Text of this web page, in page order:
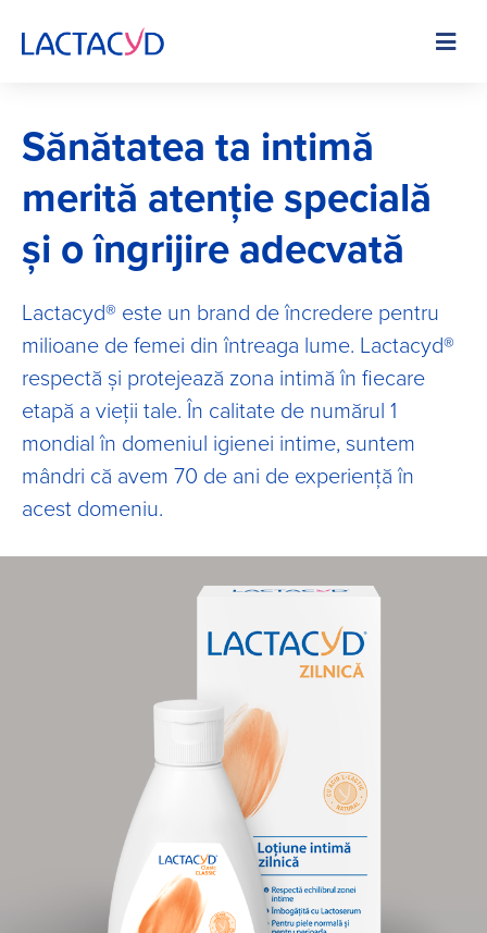
main
Image
Sănătatea ta intimă
merită atenție specială
și o îngrijire adecvată
Lactacyd® este un brand de încredere pentru
milioane de femei din întreaga lume. Lactacyd®
respectă și protejează zona intimă în fiecare
etapă a vieții tale. În calitate de numărul 1
mondial în domeniul igienei intime, suntem
mândri că avem 70 de ani de experiență în
acest domeniu.